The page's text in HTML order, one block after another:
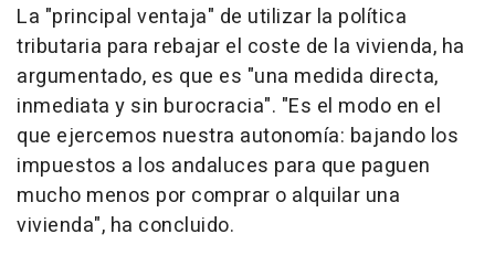
La "principal ventaja" de utilizar la política
tributaria para rebajar el coste de la vivienda, ha
argumentado, es que es "una medida directa,
inmediata y sin burocracia". "Es el modo en el
que ejercemos nuestra autonomía: bajando los
impuestos a los andaluces para que paguen
mucho menos por comprar o alquilar una
vivienda", ha concluido.